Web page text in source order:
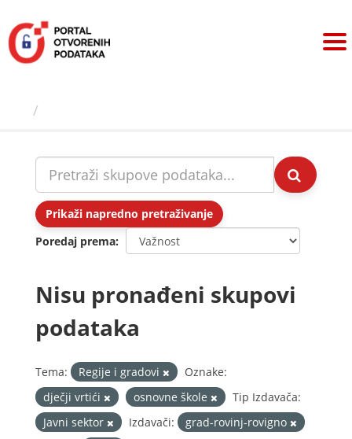
sadržaj
Prikaži napredno pretraživanje
Poredaj prema
Nisu pronađeni skupovi
podataka
Tema: Regije i gradovi
Oznake:
dječji vrtići
osnovne škole
Tip Izdavača:
Javni sektor
Izdavači:
grad-rovinj-rovigno